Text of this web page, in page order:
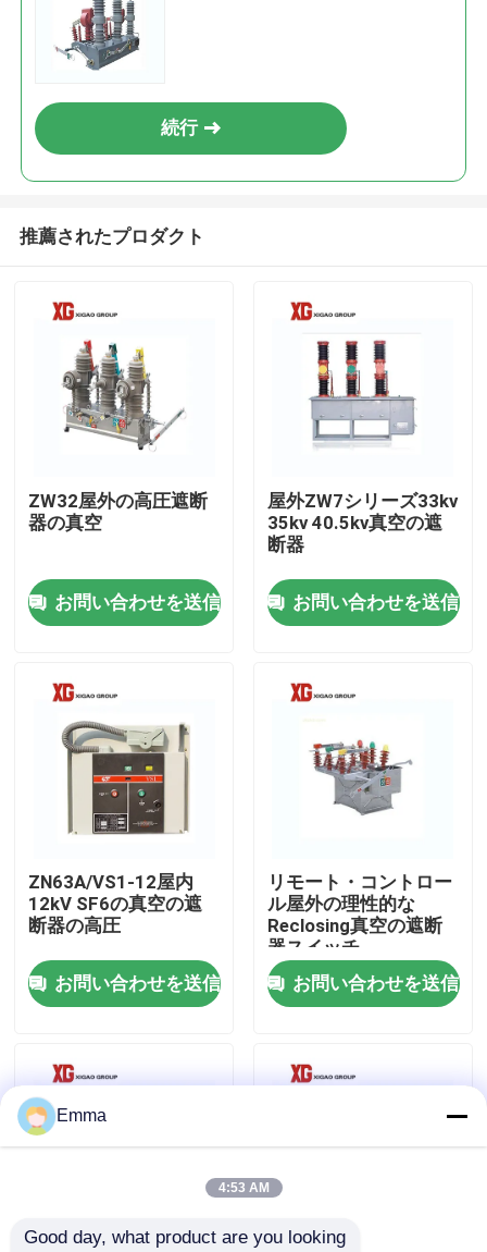
家
プロダクト
私達について
工場旅行
品質管理
私達に連絡しなさい
空力荷重の壊れ目スイッチ
電力配分の開閉装置
続行
推薦されたプロダクト
ZW32屋外の高圧遮断
器の真空
お問い合わせを送信
屋外ZW7シリーズ33kv
35kv 40.5kv真空の遮
断器
お問い合わせを送信
ZN63A/VS1-12屋内
12kV SF6の真空の遮
断器の高圧
お問い合わせを送信
リモート・コントロー
ル屋外の理性的な
Reclosing真空の遮断
器スイッチ
お問い合わせを送信
Emma
4:53 AM
Good day, what product are you looking